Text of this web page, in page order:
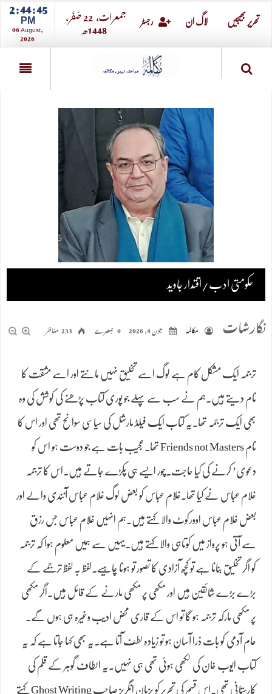
2 : 44 : 45
PM
06 August,
2026
جمعرات،22صــَــفــَــر،
1448ھ تحریر بھیجیں لاگ ان رجسٹر
حکومتی ادب/اقتدار جاوید
نگارشات مکالمہ جون 4, 2026 0 تبصرے 233 مناظر
ترجمہ ایک مشکل کام ہے لوگ اسے تخلیق نہیں مانتے اور اسے مشقت کا
نام دیتے ہیں۔ہم نے سب سے پہلے جو پوری کتاب پڑھنے کی کوشش کی وہ
بھی ایک ترجمہ تھا۔یہ کتاب ایک فیلڈ مارشل کی سیاسی سوانح تھی اور اس کا
نام Friends not Masters تھا۔عجیب بات ہے جو دوست ہو اس کو
دعوی’ کرنے کی کیا حاجت۔چور ایسے ہی پکڑے جاتے ہیں۔اس کا ترجمہ
غلام عباس نے کیا تھا۔غلام عباس کو بعض لوگ غلام عباس آنندی والے اور
بعض غلام عباس اوورکوٹ والا کہتے ہیں۔ہم انہیں غلام عباس جس رزق
سے آتی ہو پرواز میں کوتاہی والا کہتے ہیں۔یہیں سے ہمیں معلوم ہوا کہ ترجمہ
کو اگر تخلیق بنانا ہے تو کچھ آزادی کا تصور تو ہونا چاہیے۔لفظ بہ لفظ ترجمے کے
بڑے بڑے شائقین ہیں اور مکھی پر مکھی مارنے کے قائل ہیں۔اگر مکھی
پر مکھی مارکہ ترجمہ ہو گا تو اس کے قاری محض ادیب وغیرہ ہی ہوں گے۔
عام آدمی کو بات ذرا آسان ہو تو زیادہ لطف آتا ہے۔یہ بھی کہا جاتا ہے کہ یہ
کتاب ایوب خان کی لکھی ہوئی تھی ہی نہیں۔یہ الطاف گوہر کے قلم کی
کارستانی تھی۔اس قسم کی تحریر کو بزبان انگریز صاحب Ghost Writing کہتے